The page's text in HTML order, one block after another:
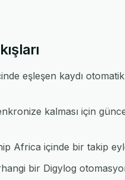
eşleşen kaydı
kalması için
Africa içinde bir takip
bir Digylog